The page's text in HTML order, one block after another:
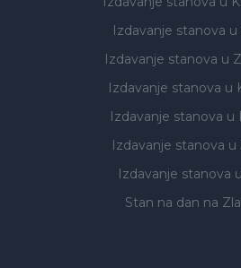
Izdavanje stanova u
Izdavanje stanova u
Izdavanje stanova u
Izdavanje stanova u
Izdavanje stanova u
Izdavanje stanova
Stan na dan na